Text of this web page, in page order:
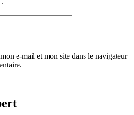
e-mail et mon site dans le navigateur